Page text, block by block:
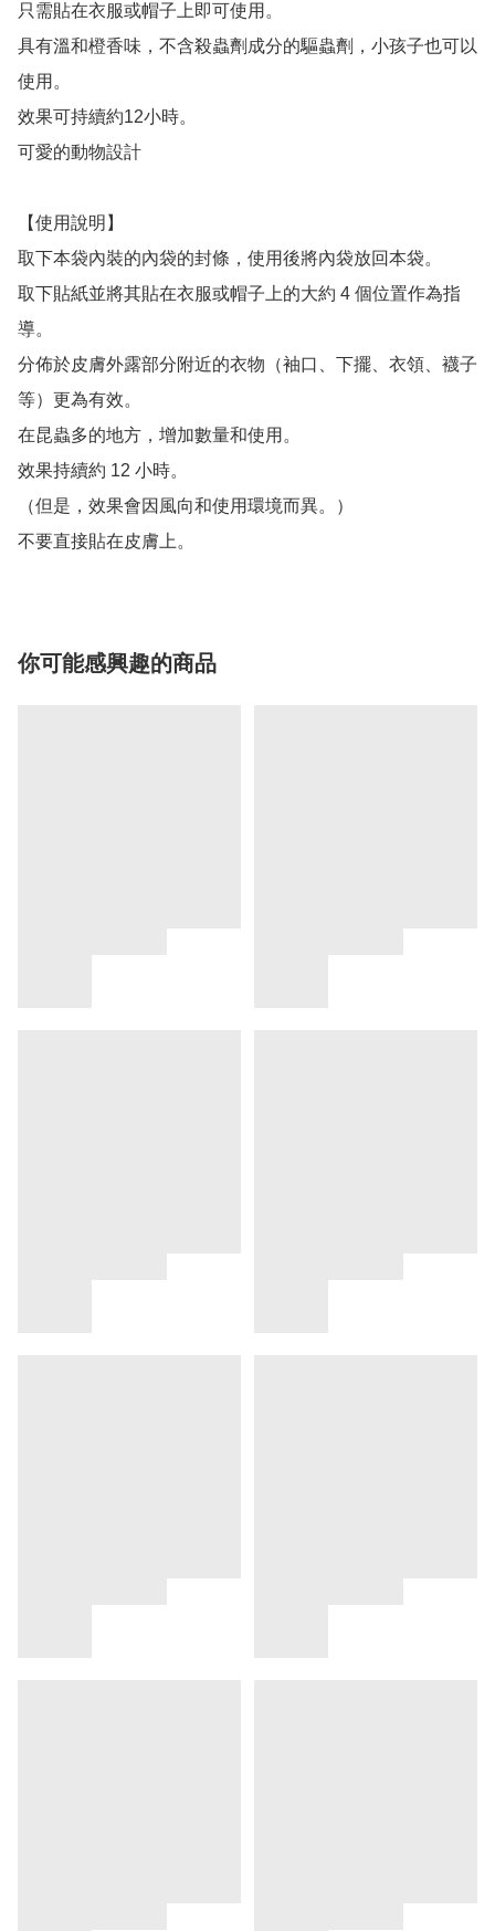
只需貼在衣服或帽子上即可使用。
具有溫和橙香味，不含殺蟲劑成分的驅蟲劑，小孩子也可以
使用。
效果可持續約12小時。
可愛的動物設計
【使用說明】
取下本袋內裝的內袋的封條，使用後將內袋放回本袋。
取下貼紙並將其貼在衣服或帽子上的大約 4 個位置作為指
導。
分佈於皮膚外露部分附近的衣物（袖口、下擺、衣領、襪子
等）更為有效。
在昆蟲多的地方，增加數量和使用。
效果持續約 12 小時。
（但是，效果會因風向和使用環境而異。）
不要直接貼在皮膚上。
你可能感興趣的商品